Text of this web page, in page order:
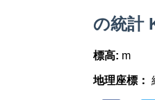
の統計
標高: m
地理座標：